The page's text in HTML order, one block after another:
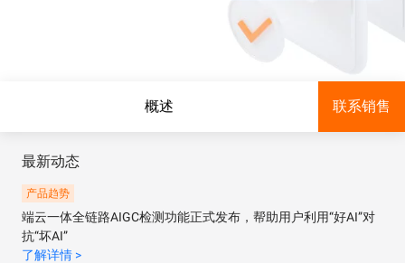
概述 联系销售
最新动态
产品趋势
端云一体全链路AIGC检测功能正式发布，帮助用户利用“好AI”对
抗“坏AI”
了解详情 >